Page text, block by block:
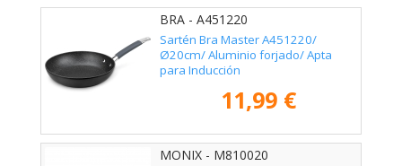
BRA - A451220
Sartén Bra Master A451220/
Ø20cm/ Aluminio forjado/ Apta
para Inducción
11,99 €
MONIX - M810020